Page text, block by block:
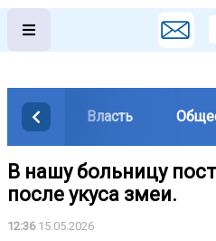
Власть
В нашу больницу
после укуса змеи.
12:3615.05.2026